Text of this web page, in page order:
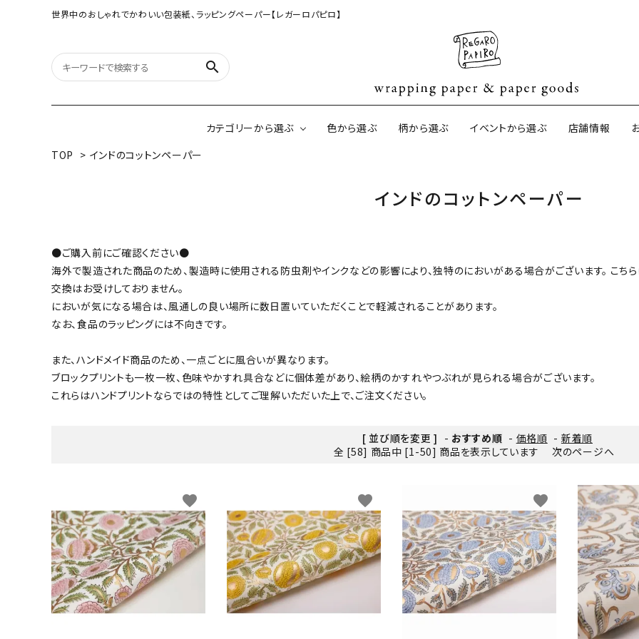
世界中のおしゃれでかわいい包装紙、ラッピングペーパー【レガーロパピロ】
search
カテゴリーから選ぶ
和紙の包装紙(CAGWA paper)
ネパールの手漉き包装紙
ペーパー
ボタニカルダブルサイド包装紙
色から選ぶ 柄から選ぶ イベントから選ぶ 店舗情報
TOP > インドのコットンペーパー
インドのコットンペーパー
●ご購入前にご確認ください●
海外で製造された商品のため、製造時に使用される防虫剤やインクなどの影響により、独特のにおいがある場合がございます。 こち
交換はお受けしておりません。
においが気になる場合は、風通しの良い場所に数日置いていただくことで軽減されることがあります。
なお、食品のラッピングには不向きです。
また、ハンドメイド商品のため、一点ごとに風合いが異なります。
ブロックプリントも一枚一枚、色味やかすれ具合などに個体差があり、絵柄のかすれやつぶれが見られる場合がございます。
これらはハンドプリントならではの特性としてご理解いただいた上で、ご注文ください。
[ 並び順を変更 ] - おすすめ順 - 価格順 - 新着順
全 [58] 商品中 [1-50] 商品を表示しています
次のページへ
favorite favorite favorite